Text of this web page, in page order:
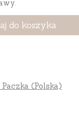
do koszyka
(Polska)